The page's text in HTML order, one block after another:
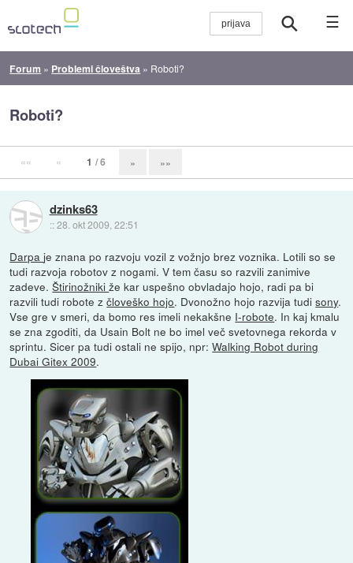
☰
Forum » Problemi človeštva » Roboti?
Roboti?
«« « 1 / 6 » »»
dzinks63
::28. okt 2009, 22:51
Darpaje znana po razvoju vozil z vožnjo brez voznika. Lotili so se
tudi razvoja robotov z nogami. V tem času so razvili zanimive
zadeve.Štirinožnikiže kar uspešno obvladajo hojo, radi pa bi
razvili tudi robote zčloveško hojo. Dvonožno hojo razvija tudisony.
Vse gre v smeri, da bomo res imeli nekakšne I-robote. In kaj kmalu
se zna zgoditi, da Usain Bolt ne bo imel več svetovnega rekorda v
sprintu. Sicer pa tudi ostali ne spijo, npr:Walking Robot during
Dubai Gitex 2009.